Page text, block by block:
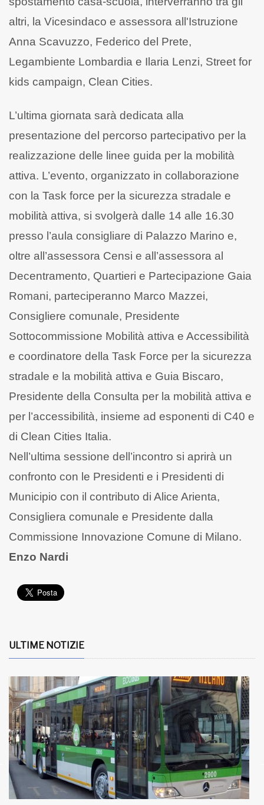
altri, la Vicesindaco e assessora all'Istruzione
Anna Scavuzzo, Federico del Prete,
Legambiente Lombardia e Ilaria Lenzi, Street for
kids campaign, Clean Cities.
L’ultima giornata sarà dedicata alla
presentazione del percorso partecipativo per la
realizzazione delle linee guida per la mobilità
attiva. L’evento, organizzato in collaborazione
con la Task force per la sicurezza stradale e
mobilità attiva, si svolgerà dalle 14 alle 16.30
presso l’aula consigliare di Palazzo Marino e,
oltre all’assessora Censi e all’assessora al
Decentramento, Quartieri e Partecipazione Gaia
Romani, parteciperanno Marco Mazzei,
Consigliere comunale, Presidente
Sottocommissione Mobilità attiva e Accessibilità
e coordinatore della Task Force per la sicurezza
stradale e la mobilità attiva e Guia Biscaro,
Presidente della Consulta per la mobilità attiva e
per l’accessibilità, insieme ad esponenti di C40 e
di Clean Cities Italia.
Nell’ultima sessione dell’incontro si aprirà un
confronto con le Presidenti e i Presidenti di
Municipio con il contributo di Alice Arienta,
Consigliera comunale e Presidente dalla
Commissione Innovazione Comune di Milano.
Enzo Nardi
ULTIME NOTIZIE